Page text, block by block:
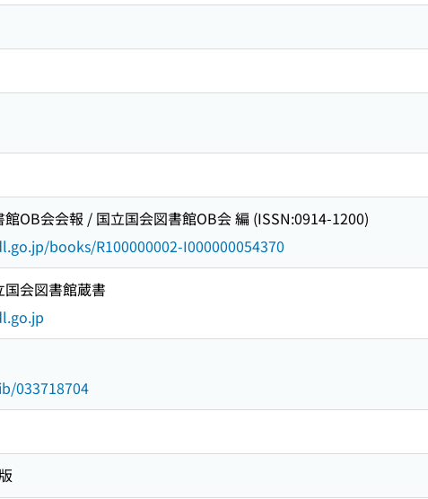
OB会会報 / 国立国会図書館OB会 編 (ISSN:0914-1200)
books/R100000002-I000000054370
会図書館蔵書
033718704